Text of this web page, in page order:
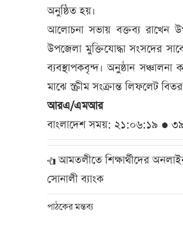
অনুষ্ঠিত হয়।
আলোচনা সভায় বক্তব্য রাখেন
উপজেলা মুক্তিযোদ্ধা সংসদের
ব্যবস্থাপকবৃন্দ। অনুষ্ঠান
মাঝে স্ক্রীম সংক্রান্ত লিফলেট
আরএ/এমআর
বাংলাদেশ সময়: ২১:০৬:১৯ ●
আমতলীতে শিক্ষার্থীদের
সোনালী ব্যাংক
পাঠকের মন্তব্য